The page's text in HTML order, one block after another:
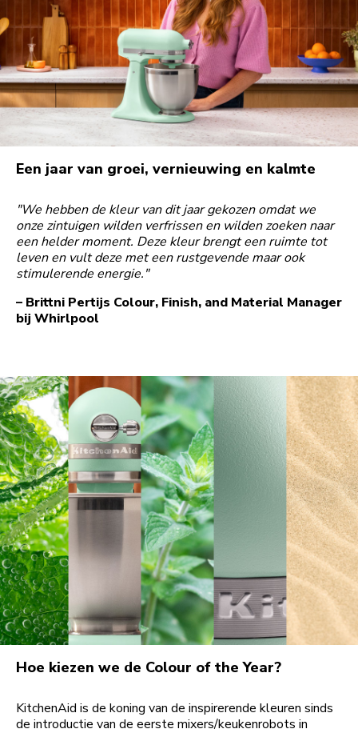
Een jaar van groei, vernieuwing en kalmte
"We hebben de kleur van dit jaar gekozen omdat we
onze zintuigen wilden verfrissen en wilden zoeken naar
een helder moment. Deze kleur brengt een ruimte tot
leven en vult deze met een rustgevende maar ook
stimulerende energie."
– Brittni Pertijs Colour, Finish, and Material Manager
bij Whirlpool
Hoe kiezen we de Colour of the Year?
KitchenAid is de koning van de inspirerende kleuren sinds
de introductie van de eerste mixers/keukenrobots in